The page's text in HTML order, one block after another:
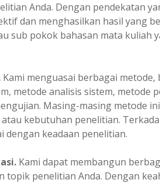
Anda. Dengan pendekatan
dan menghasilkan hasil yang
sub pokok bahasan mata kuliah
Kami menguasai berbagai metode,
metode analisis sistem, metode
Masing-masing metode
kebutuhan penelitian.
dengan keadaan penelitian.
Kami dapat membangun
penelitian Anda. Dengan